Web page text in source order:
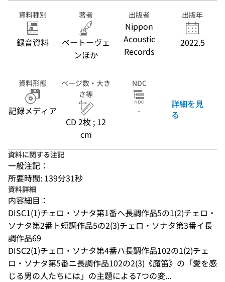
資料種別
録音資料
著者
ベートーヴェ
ンほか
出版者
Nippon
Acoustic
Records
出版年
2022.5
資料形態
記録メディア
ページ数・大き
さ等
CD 2枚 ; 12
cm
NDC
-
詳細を見
る
資料に関する注記
一般注記：
所要時間: 139分31秒
資料詳細
内容細目：
DISC1(1)チェロ・ソナタ第1番ヘ長調作品5の1(2)チェロ・
ソナタ第2番ト短調作品5の2(3)チェロ・ソナタ第3番イ長
調作品69
DISC2(1)チェロ・ソナタ第4番ハ長調作品102の1(2)チェ
ロ・ソナタ第5番ニ長調作品102の2(3)《魔笛》の「愛を感
じる男の人たちには」の主題による7つの変...